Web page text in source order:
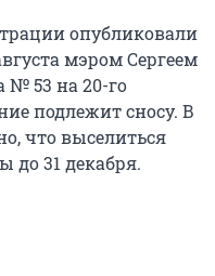
опубликовали
мэром Сергеем
№ 53 на 20-го
подлежит сносу. В
что выселиться
31 декабря.